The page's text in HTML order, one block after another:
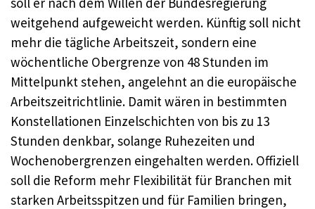
weitgehend aufgeweicht werden. Künftig soll nicht
mehr die tägliche Arbeitszeit, sondern eine
wöchentliche Obergrenze von 48 Stunden im
Mittelpunkt stehen, angelehnt an die europäische
Arbeitszeitrichtlinie. Damit wären in bestimmten
Konstellationen Einzelschichten von bis zu 13
Stunden denkbar, solange Ruhezeiten und
Wochenobergrenzen eingehalten werden. Offiziell
soll die Reform mehr Flexibilität für Branchen mit
starken Arbeitsspitzen und für Familien bringen,